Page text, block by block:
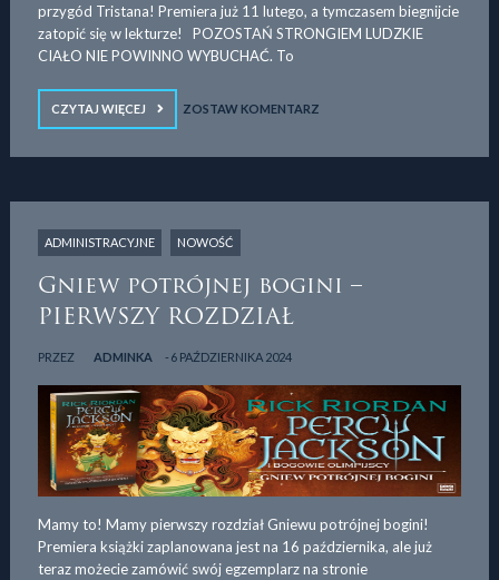
przygód Tristana! Premiera już 11 lutego, a tymczasem biegnijcie
zatopić się w lekturze! POZOSTAŃ STRONGIEM LUDZKIE
CIAŁO NIE POWINNO WYBUCHAĆ. To
CZYTAJ WIĘCEJ ZOSTAW KOMENTARZ
ADMINISTRACYJNE NOWOŚĆ
Gniew potrójnej bogini –
PIERWSZY ROZDZIAŁ
PRZEZ ADMINKA 6 PAŹDZIERNIKA 2024
Mamy to! Mamy pierwszy rozdział Gniewu potrójnej bogini!
Premiera książki zaplanowana jest na 16 października, ale już
teraz możecie zamówić swój egzemplarz na stronie